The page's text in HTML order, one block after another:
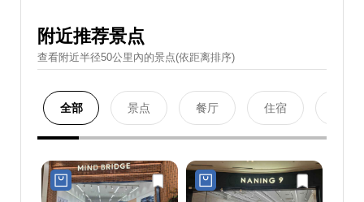
附近推荐景点
查看附近半径50公里內的景点(依距离排序)
全部 景点 餐厅 住宿